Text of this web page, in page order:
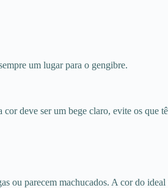
um lugar para o gengibre.
deve ser um bege claro, evite os que
ou parecem machucados. A cor do ideal